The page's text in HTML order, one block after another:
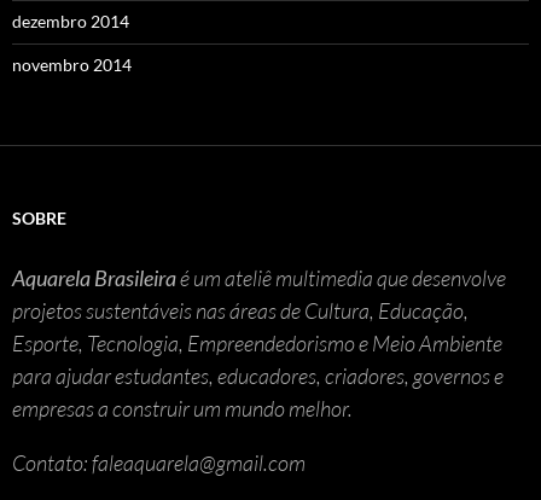
dezembro 2014
novembro 2014
SOBRE
Aquarela Brasileiraé um ateliê multimedia que desenvolve
projetos sustentáveis nas áreas de Cultura, Educação,
Esporte, Tecnologia, Empreendedorismo e Meio Ambiente
para ajudar estudantes, educadores, criadores, governos e
empresas a construir um mundo melhor.
Contato: faleaquarela@gmail.com